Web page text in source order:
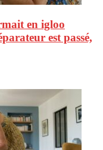
en igloo
est passé,